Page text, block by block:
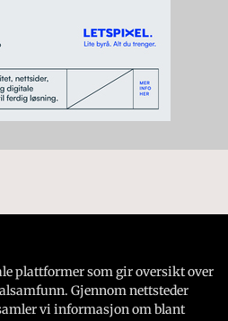
plattformer som gir oversikt over
Gjennom nettsteder
vi informasjon om blant